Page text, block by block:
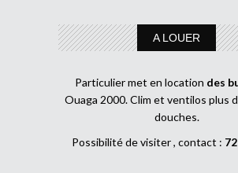
A LOUER
Particulier met en location des
Ouaga 2000. Clim et ventilos plus
douches.
Possibilité de visiter , contact :